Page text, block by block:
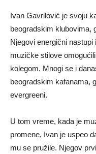
Ivan Gavrilović je svoju
beogradskim klubovima,
Njegovi energični
muzičke stilove
kolegom. Mnogi se i
beogradskim kafanama,
evergreeni.
U tom vreme, kada je
promene, Ivan je uspeo
mu se pružile. Njegov